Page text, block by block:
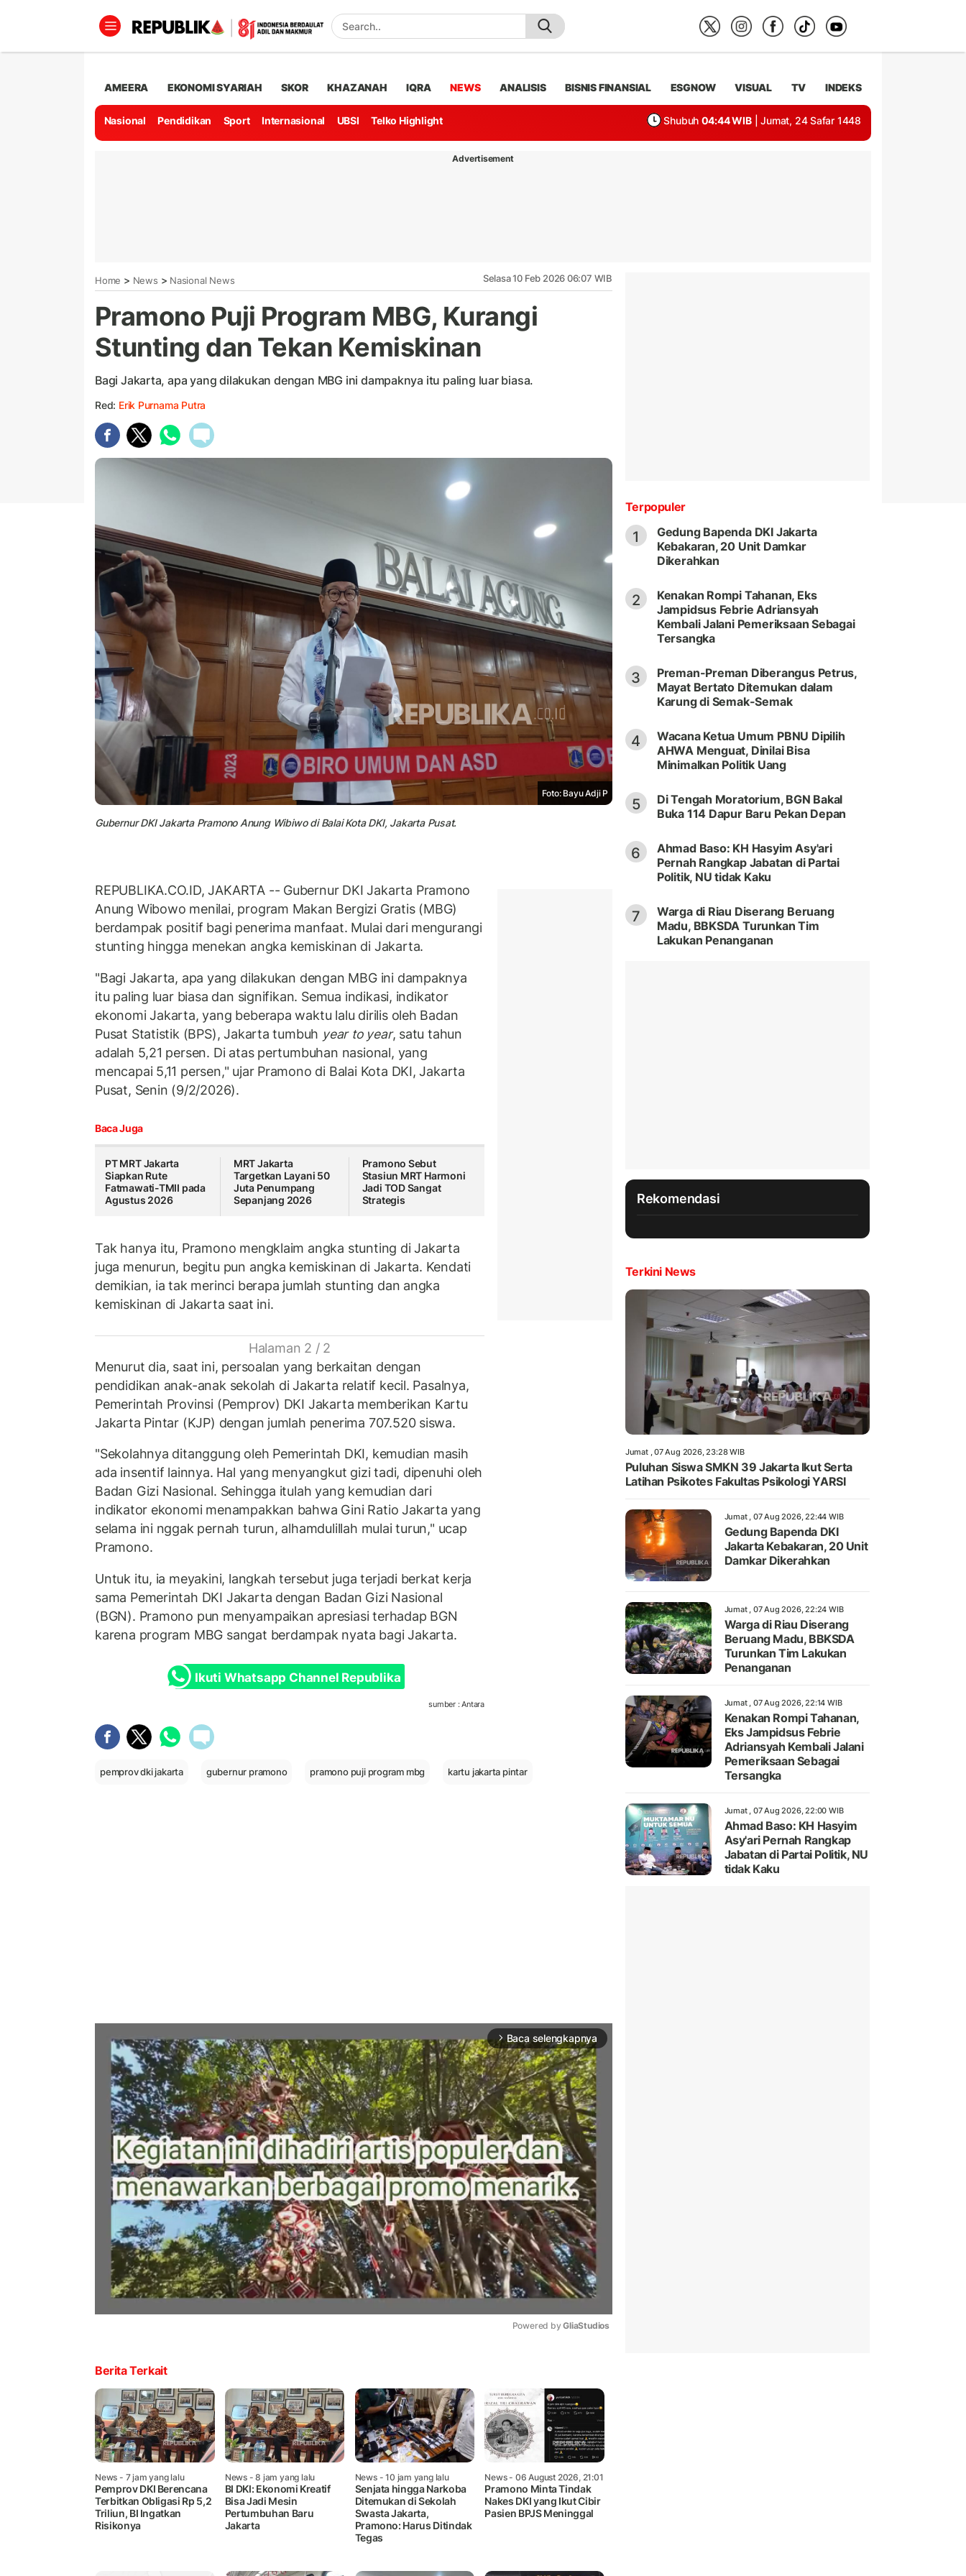
AMEERA EKONOMI SYARIAH SKOR KHAZANAH IQRA NEWS ANALISIS BISNIS FINANSIAL ESGNOW VISUAL TV INDEKS
Nasional Pendidikan Sport Internasional UBSI Telko Highlight Shubuh 04:44 WIB | Jumat, 24 Safar 1448
Advertisement
Home > News > Nasional News Selasa 10 Feb 2026 06:07 WIB
Pramono Puji Program MBG, Kurangi
Stunting dan Tekan Kemiskinan
Bagi Jakarta, apa yang dilakukan dengan MBG ini dampaknya itu paling luar biasa.
Red: Erik Purnama Putra
Foto: Bayu Adji P
Gubernur DKI Jakarta Pramono Anung Wibiwo di Balai Kota DKI, Jakarta Pusat.
REPUBLIKA.CO.ID, JAKARTA -- Gubernur DKI Jakarta Pramono
Anung Wibowo menilai, program Makan Bergizi Gratis (MBG)
berdampak positif bagi penerima manfaat. Mulai dari mengurangi
stunting hingga menekan angka kemiskinan di Jakarta.
"Bagi Jakarta, apa yang dilakukan dengan MBG ini dampaknya
itu paling luar biasa dan signifikan. Semua indikasi, indikator
ekonomi Jakarta, yang beberapa waktu lalu dirilis oleh Badan
Pusat Statistik (BPS), Jakarta tumbuh year to year, satu tahun
adalah 5,21 persen. Di atas pertumbuhan nasional, yang
mencapai 5,11 persen," ujar Pramono di Balai Kota DKI, Jakarta
Pusat, Senin (9/2/2026).
Baca Juga
PT MRT Jakarta
Siapkan Rute
Fatmawati-TMII pada
Agustus 2026
MRT Jakarta
Targetkan Layani 50
Juta Penumpang
Sepanjang 2026
Pramono Sebut
Stasiun MRT Harmoni
Jadi TOD Sangat
Strategis
Tak hanya itu, Pramono mengklaim angka stunting di Jakarta
juga menurun, begitu pun angka kemiskinan di Jakarta. Kendati
demikian, ia tak merinci berapa jumlah stunting dan angka
kemiskinan di Jakarta saat ini.
Halaman 2 / 2
Menurut dia, saat ini, persoalan yang berkaitan dengan
pendidikan anak-anak sekolah di Jakarta relatif kecil. Pasalnya,
Pemerintah Provinsi (Pemprov) DKI Jakarta memberikan Kartu
Jakarta Pintar (KJP) dengan jumlah penerima 707.520 siswa.
"Sekolahnya ditanggung oleh Pemerintah DKI, kemudian masih
ada insentif lainnya. Hal yang menyangkut gizi tadi, dipenuhi oleh
Badan Gizi Nasional. Sehingga itulah yang kemudian dari
indikator ekonomi menampakkan bahwa Gini Ratio Jakarta yang
selama ini nggak pernah turun, alhamdulillah mulai turun," ucap
Pramono.
Untuk itu, ia meyakini, langkah tersebut juga terjadi berkat kerja
sama Pemerintah DKI Jakarta dengan Badan Gizi Nasional
(BGN). Pramono pun menyampaikan apresiasi terhadap BGN
karena program MBG sangat berdampak nyata bagi Jakarta.
Ikuti Whatsapp Channel Republika
sumber : Antara
pemprov dki jakarta gubernur pramono pramono puji program mbg kartu jakarta pintar
arrow_forward_ios Baca selengkapnya
Powered by GliaStudios
Berita Terkait
News - 7 jam yang lalu
Pemprov DKI Berencana
Terbitkan Obligasi Rp 5,2
Triliun, BI Ingatkan
Risikonya
News- 8 jam yang lalu
BI DKI: Ekonomi Kreatif
Bisa Jadi Mesin
Pertumbuhan Baru
Jakarta
News- 10 jam yang lalu
Senjata hingga Narkoba
Ditemukan di Sekolah
Swasta Jakarta,
Pramono: Harus Ditindak
Tegas
News- 06 August 2026, 21:01
Pramono Minta Tindak
Nakes DKI yang Ikut Cibir
Pasien BPJS Meninggal
Terpopuler
1
Gedung Bapenda DKI Jakarta
Kebakaran, 20 Unit Damkar
Dikerahkan
2
Kenakan Rompi Tahanan, Eks
Jampidsus Febrie Adriansyah
Kembali Jalani Pemeriksaan Sebagai
Tersangka
3
Preman-Preman Diberangus Petrus,
Mayat Bertato Ditemukan dalam
Karung di Semak-Semak
4
Wacana Ketua Umum PBNU Dipilih
AHWA Menguat, Dinilai Bisa
Minimalkan Politik Uang
5
Di Tengah Moratorium, BGN Bakal
Buka 114 Dapur Baru Pekan Depan
6
Ahmad Baso: KH Hasyim Asy'ari
Pernah Rangkap Jabatan di Partai
Politik, NU tidak Kaku
7
Warga di Riau Diserang Beruang
Madu, BBKSDA Turunkan Tim
Lakukan Penanganan
Rekomendasi
Terkini News
Jumat , 07 Aug 2026, 23:28 WIB
Puluhan Siswa SMKN 39 Jakarta Ikut Serta
Latihan Psikotes Fakultas Psikologi YARSI
Jumat , 07 Aug 2026, 22:44 WIB
Gedung Bapenda DKI
Jakarta Kebakaran, 20 Unit
Damkar Dikerahkan
Jumat , 07 Aug 2026, 22:24 WIB
Warga di Riau Diserang
Beruang Madu, BBKSDA
Turunkan Tim Lakukan
Penanganan
Jumat , 07 Aug 2026, 22:14 WIB
Kenakan Rompi Tahanan,
Eks Jampidsus Febrie
Adriansyah Kembali Jalani
Pemeriksaan Sebagai
Tersangka
Jumat , 07 Aug 2026, 22:00 WIB
Ahmad Baso: KH Hasyim
Asy'ari Pernah Rangkap
Jabatan di Partai Politik, NU
tidak Kaku